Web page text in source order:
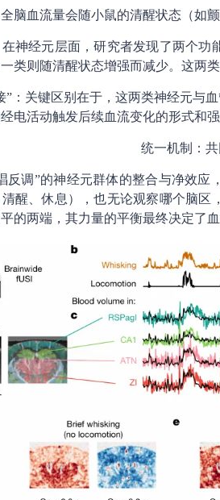
脑血流量会随小鼠的清醒状态（如
神经元层面，研究者发现了两个
类则随清醒状态增强而减少。这两
”：关键区别在于，这两类神经元与
活动触发后续血流变化的形式和
统一机制：
反调”的神经元群体的整合与净效
醒、休息），也无论观察哪个脑区
的两端，其力量的平衡最终决定了血